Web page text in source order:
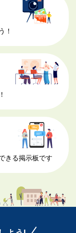
！
きる掲示板です